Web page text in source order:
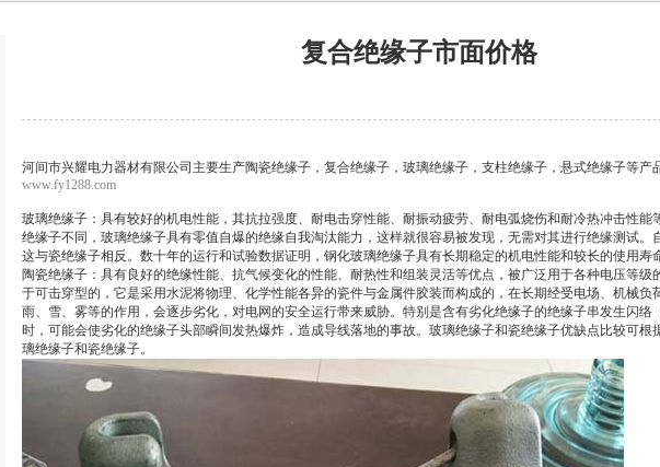
复合绝缘子市面价格
河间市兴耀电力器材有限公司主要生产陶瓷绝缘子，复合绝缘子，玻璃绝缘子，支柱绝缘子，悬式绝缘子等产
www.fy1288.com
玻璃绝缘子：具有较好的机电性能，其抗拉强度、耐电击穿性能、耐振动疲劳、耐电弧烧伤和耐冷热冲击性能
绝缘子不同，玻璃绝缘子具有零值自爆的绝缘自我淘汰能力，这样就很容易被发现，无需对其进行绝缘测试。
这与瓷绝缘子相反。数十年的运行和试验数据证明，钢化玻璃绝缘子具有长期稳定的机电性能和较长的使用寿
陶瓷绝缘子：具有良好的绝缘性能、抗气候变化的性能、耐热性和组装灵活等优点，被广泛用于各种电压等级
于可击穿型的，它是采用水泥将物理、化学性能各异的瓷件与金属件胶装而构成的，在长期经受电场、机械负
雨、雪、雾等的作用，会逐步劣化，对电网的安全运行带来威胁。特别是含有劣化绝缘子的绝缘子串发生闪络
时，可能会使劣化的绝缘子头部瞬间发热爆炸，造成导线落地的事故。玻璃绝缘子和瓷绝缘子优缺点比较可根
璃绝缘子和瓷绝缘子。